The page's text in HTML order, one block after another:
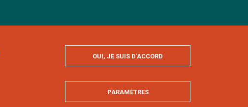
OUI, JE SUIS D'ACCORD
MASQUER
PARAMÈTRES